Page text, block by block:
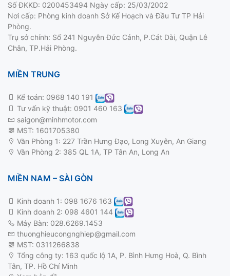
Số ĐKKD: 0200453494 Ngày cấp: 25/03/2002
Nơi cấp: Phòng kinh doanh Sở Kế Hoạch và Đầu Tư TP Hải
Phòng.
Trụ sở chính: Số 241 Nguyễn Đức Cảnh, P.Cát Dài, Quận Lê
Chân, TP.Hải Phòng.
MIỀN TRUNG
Kế toán: 0968 140 191
Tư vấn kỹ thuật: 0901 460 163
saigon@minhmotor.com
MST: 1601705380
Văn Phòng 1: 227 Trần Hưng Đạo, Long Xuyên, An Giang
Văn Phòng 2: 385 QL 1A, TP Tân An, Long An
MIỀN NAM – SÀI GÒN
Kinh doanh 1: 098 1676 163
Kinh doanh 2: 098 4601 144
Máy Bàn: 028.6269.1453
thuonghieucongnghiep@gmail.com
MST: 0311266838
Tổng công ty: 163 quốc lộ 1A, P. Bình Hưng Hoà, Q. Bình
Tân, TP. Hồ Chí Minh